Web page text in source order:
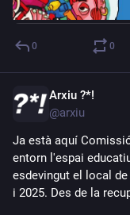
0 0
Arxiu ?*!
@arxiu
Ja està aquí
entorn l'espai
esdevingut el local de
i 2025. Des de la